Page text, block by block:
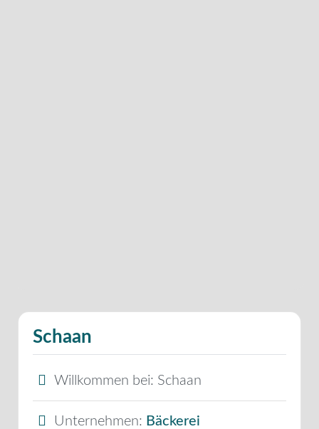
Schaan
Willkommen bei: Schaan
Unternehmen: Bäckerei